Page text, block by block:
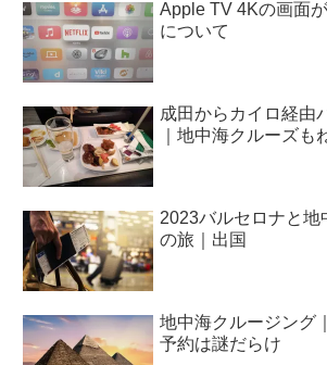
Apple TV 4Kの画面
について
成田からカイロ経由
｜地中海クルーズも
2023バルセロナと地
の旅｜出国
地中海クルージング
予約は謎だらけ